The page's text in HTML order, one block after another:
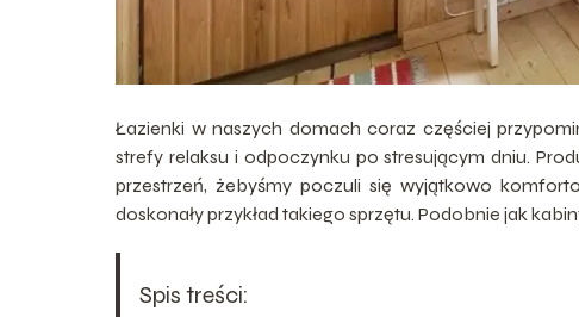
Łazienki w naszych domach coraz częściej
strefy relaksu i odpoczynku po stresującym dniu.
przestrzeń, żebyśmy poczuli się wyjątkowo
doskonały przykład takiego sprzętu. Podobnie jak
Spis treści: